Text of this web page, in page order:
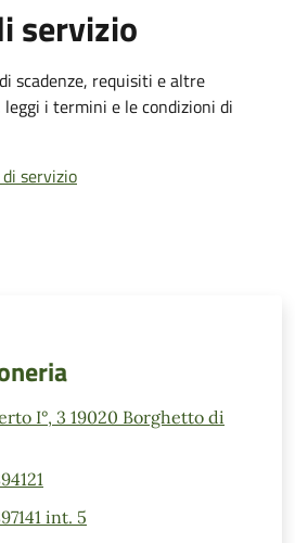
servizio
scadenze, requisiti e altre
i termini e le condizioni di
servizio
I°, 3 19020 Borghetto di
int. 5